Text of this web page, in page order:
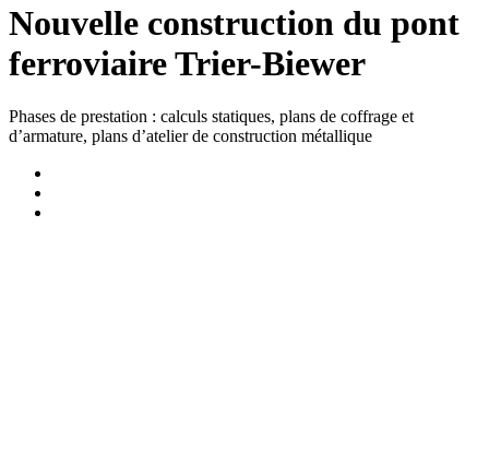
Nouvelle construction du pont
ferroviaire Trier-Biewer
Phases de prestation : calculs statiques, plans de coffrage et
d’armature, plans d’atelier de construction métallique